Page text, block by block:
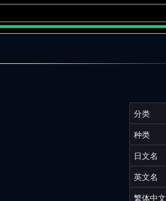
分类
种类
日文名
英文名
繁体中文